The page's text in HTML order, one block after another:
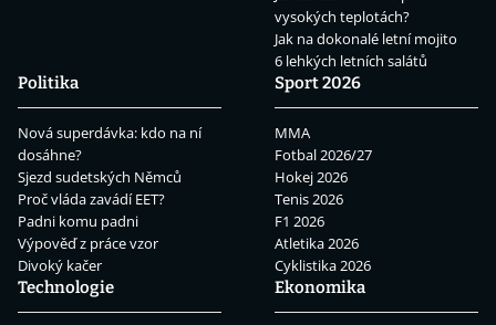
vysokých teplotách?
Jak na dokonalé letní mojito
6 lehkých letních salátů
Politika
Nová superdávka: kdo na ní
dosáhne?
Sjezd sudetských Němců
Proč vláda zavádí EET?
Padni komu padni
Výpověď z práce vzor
Divoký kačer
Sport 2026
MMA
Fotbal 2026/27
Hokej 2026
Tenis 2026
F1 2026
Atletika 2026
Cyklistika 2026
Technologie
Ekonomika